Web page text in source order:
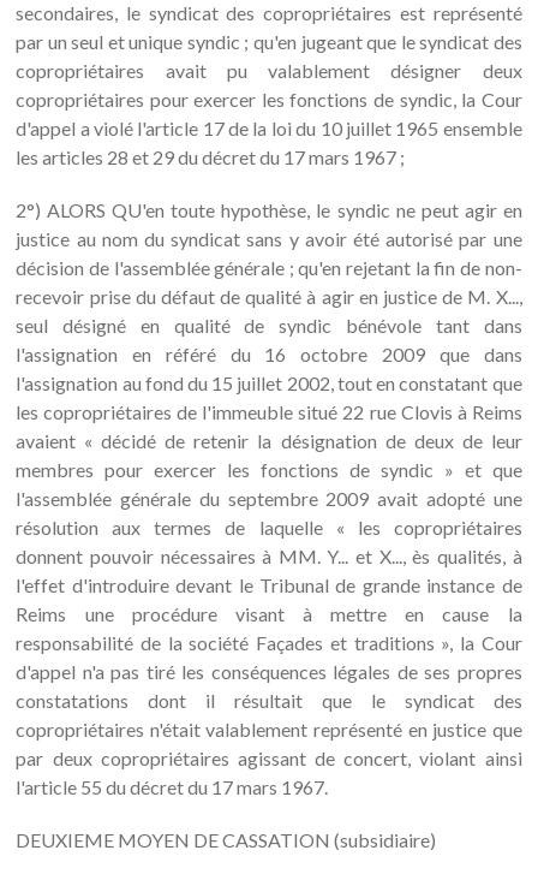
secondaires, le syndicat des copropriétaires est représenté
par un seul et unique syndic ; qu'en jugeant que le syndicat des
copropriétaires avait pu valablement désigner deux
copropriétaires pour exercer les fonctions de syndic, la Cour
d'appel a violé l'article 17 de la loi du 10 juillet 1965 ensemble
les articles 28 et 29 du décret du 17 mars 1967 ;
2°) ALORS QU'en toute hypothèse, le syndic ne peut agir en
justice au nom du syndicat sans y avoir été autorisé par une
décision de l'assemblée générale ; qu'en rejetant la fin de non-
recevoir prise du défaut de qualité à agir en justice de M. X...,
seul désigné en qualité de syndic bénévole tant dans
l'assignation en référé du 16 octobre 2009 que dans
l'assignation au fond du 15 juillet 2002, tout en constatant que
les copropriétaires de l'immeuble situé 22 rue Clovis à Reims
avaient « décidé de retenir la désignation de deux de leur
membres pour exercer les fonctions de syndic » et que
l'assemblée générale du septembre 2009 avait adopté une
résolution aux termes de laquelle « les copropriétaires
donnent pouvoir nécessaires à MM. Y... et X..., ès qualités, à
l'effet d'introduire devant le Tribunal de grande instance de
Reims une procédure visant à mettre en cause la
responsabilité de la société Façades et traditions », la Cour
d'appel n'a pas tiré les conséquences légales de ses propres
constatations dont il résultait que le syndicat des
copropriétaires n'était valablement représenté en justice que
par deux copropriétaires agissant de concert, violant ainsi
l'article 55 du décret du 17 mars 1967.
DEUXIEME MOYEN DE CASSATION (subsidiaire)